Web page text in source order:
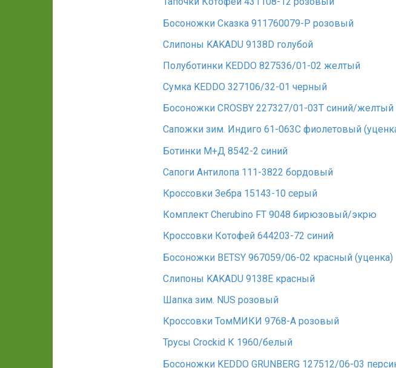
Босоножки Сказка 911760079-P розовый
Слипоны KAKADU 9138D голубой
Полуботинки KEDDO 827536/01-02 желтый
Сумка KEDDO 327106/32-01 черный
Босоножки CROSBY 227327/01-03T синий/желтый
Сапожки зим. Индиго 61-063С фиолетовый
Ботинки М+Д 8542-2 синий
Сапоги Антилопа 111-3822 бордовый
Кроссовки Зебра 15143-10 серый
Комплект Cherubino FT 9048 бирюзовый/экрю
Кроссовки Котофей 644203-72 синий
Босоножки BETSY 967059/06-02 красный (уценка)
Слипоны KAKADU 9138Е красный
Шапка зим. NUS розовый
Кроссовки ТомМИКИ 9768-A розовый
Трусы Crockid К 1960/белый
Босоножки KEDDO GRUNBERG 127512/06-03